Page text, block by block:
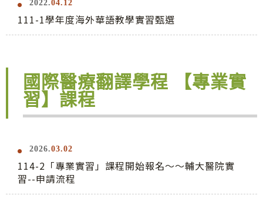
2022.04.12
111-1學年度海外華語教學實習甄選
國際醫療翻譯學程 【專業實
習】課程
2026.03.02
114-2「專業實習」課程開始報名～～輔大醫院實
習--申請流程